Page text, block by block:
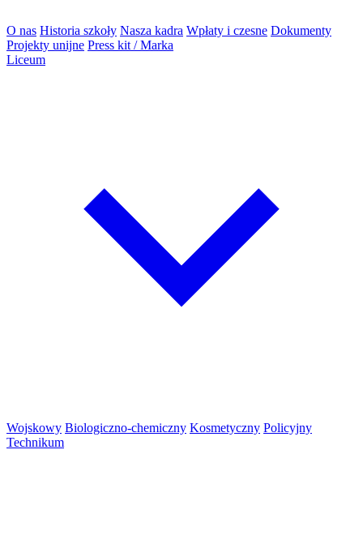
O nas Historia szkoły Nasza kadra Wpłaty i czesne Dokumenty
Projekty unijne Press kit / Marka
Liceum
Wojskowy Biologiczno-chemiczny Kosmetyczny Policyjny
Technikum